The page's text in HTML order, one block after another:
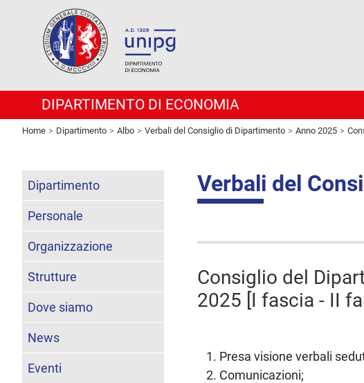
DIPARTIMENTO DI ECONOMIA
Home Dipartimento Albo Verbali del Consiglio di Dipartimento Anno 2025
Verbali del
Consiglio del
2025 [I fascia - II
Presa visione verbali
Comunicazioni;
Dipartimento
Personale
Organizzazione
Strutture
Dove siamo
News
Eventi